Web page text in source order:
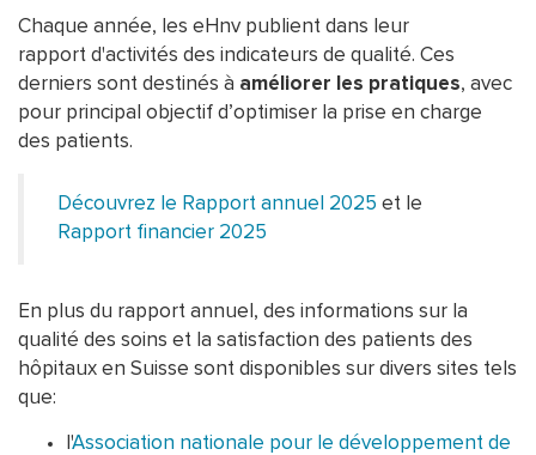
Chaque année, les eHnv publient dans leur
rapport d'activités des indicateurs de qualité. Ces
derniers sont destinés à améliorer les pratiques, avec
pour principal objectif d’optimiser la prise en charge
des patients.
Découvrez le Rapport annuel 2025 et le
Rapport financier 2025
En plus du rapport annuel, des informations sur la
qualité des soins et la satisfaction des patients des
hôpitaux en Suisse sont disponibles sur divers sites tels
que:
l'Association nationale pour le développement de